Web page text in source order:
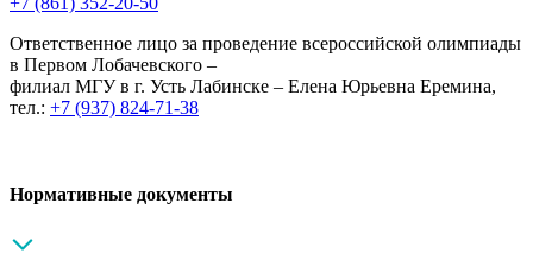
Ответственное лицо за проведение всероссийской олимпиады
в Первом Лобачевского –
филиал МГУ в г. Усть Лабинске – Елена Юрьевна Еремина,
тел.: +7 (937) 824-71-38
Нормативные документы